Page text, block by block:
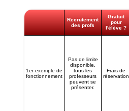
Recrutement
des profs
Gratuit
pour
l'élève ?
1er exemple de
fonctionnement
Pas de limite
disponible,
tous les
professeurs
peuvent se
présenter.
Frais de
réservation